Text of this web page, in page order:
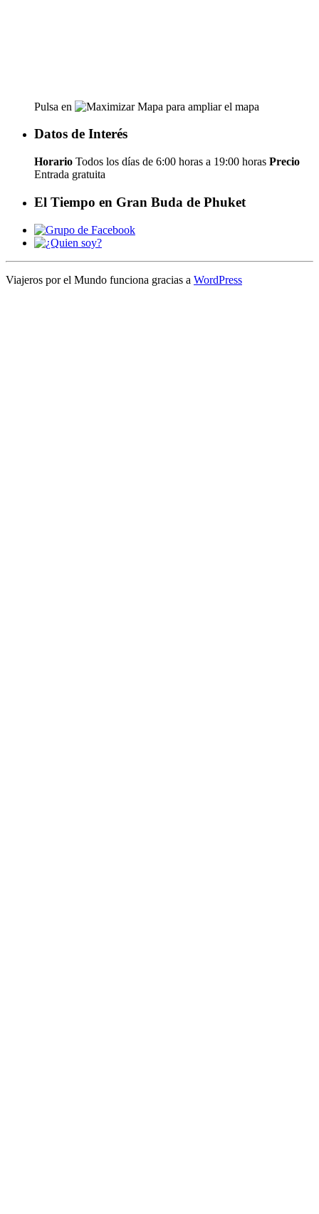
Pulsa en para ampliar el mapa
Datos de Interés
Horario Todos los días de 6:00 horas a 19:00 horas Precio
Entrada gratuita
El Tiempo en Gran Buda de Phuket
Viajeros por el Mundo funciona gracias a WordPress